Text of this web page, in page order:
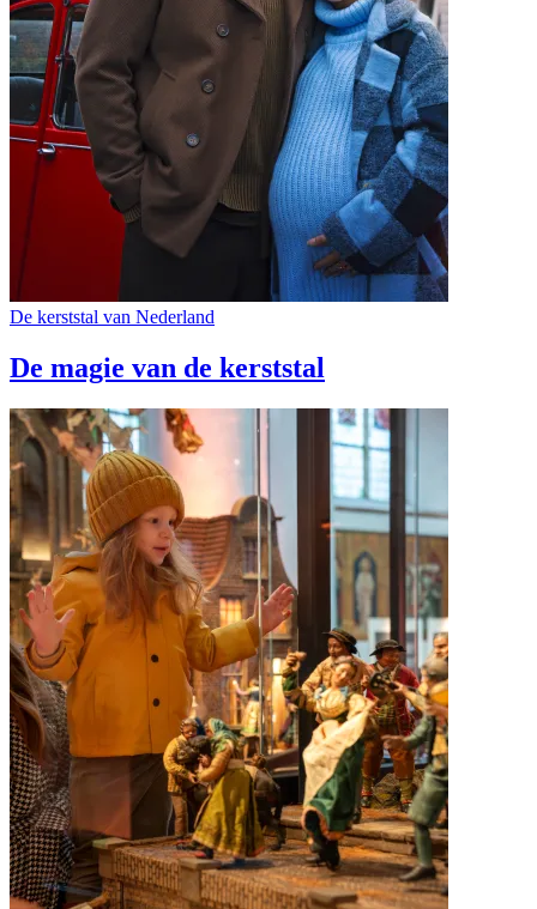
De kerststal van Nederland
De magie van de kerststal